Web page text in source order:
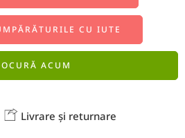
CU IUTE
ACUM
Livrare și returnare